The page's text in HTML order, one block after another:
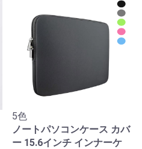
5色
ノートパソコンケース カバ
ー 15.6インチ インナーケ